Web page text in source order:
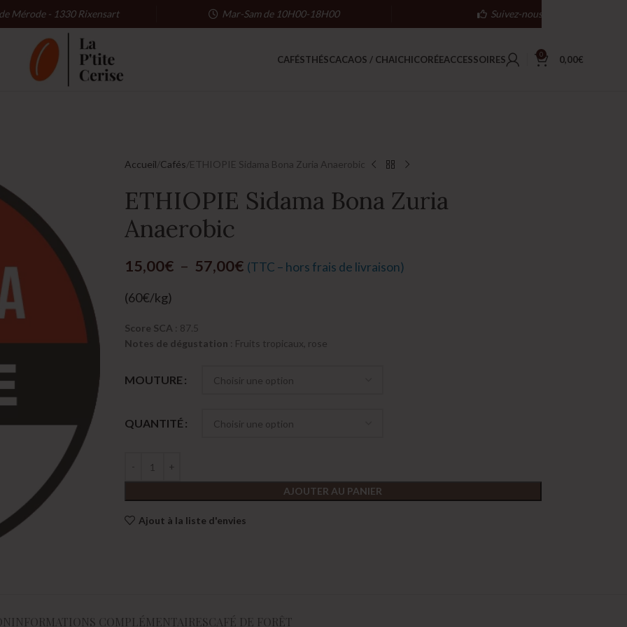
CAFÉSTHÉSCACAOS / CHAICHICORÉEACCESSOIRES 0 0,00€
Accueil Cafés ETHIOPIE Sidama Bona Zuria Anaerobic
ETHIOPIE Sidama Bona Zuria
Anaerobic
15,00€ – 57,00€ (TTC – hors frais de livraison)
(60€/kg)
Score SCA : 87.5
Notes de dégustation : Fruits tropicaux, rose
MOUTURE
QUANTITÉ
AJOUTER AU PANIER
Ajout à la liste d'envies
INFORMATIONS COMPLÉMENTAIRESCAFÉ DE FORÊT
Mérode - 1330 Rixensart Mar-Sam de 10H00-18H00 Suivez-nous